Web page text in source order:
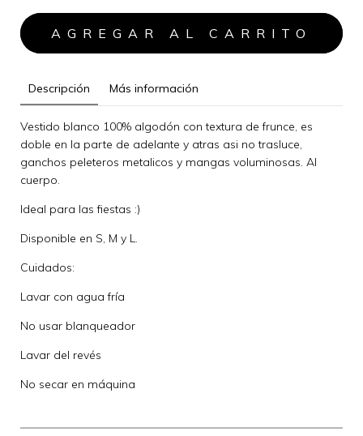
Descripción Más información
Vestido blanco 100% algodón con textura de frunce, es
doble en la parte de adelante y atras asi no trasluce,
ganchos peleteros metalicos y mangas voluminosas. Al
cuerpo.
Ideal para las fiestas :)
Disponible en S, M y L.
Cuidados:
Lavar con agua fría
No usar blanqueador
Lavar del revés
No secar en máquina